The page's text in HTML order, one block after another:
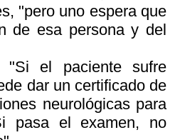
"pero uno espera que
de esa persona y del
"Si el paciente sufre
dar un certificado de
neurológicas para
pasa el examen, no